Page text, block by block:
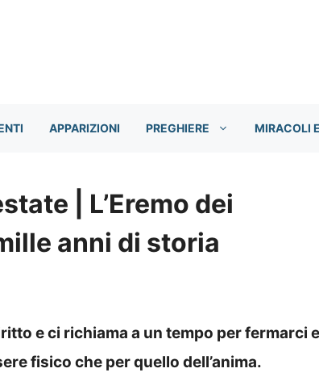
APPARIZIONI PREGHIERE MIRACOLI
| L’Eremo dei
anni di storia
e ci richiama a un tempo per fermarci e
fisico che per quello dell’anima.